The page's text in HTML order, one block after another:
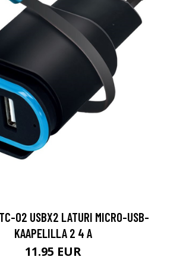
02 USBX2 LATURI MICRO-USB-
KAAPELILLA 2 4 A
11.95 EUR